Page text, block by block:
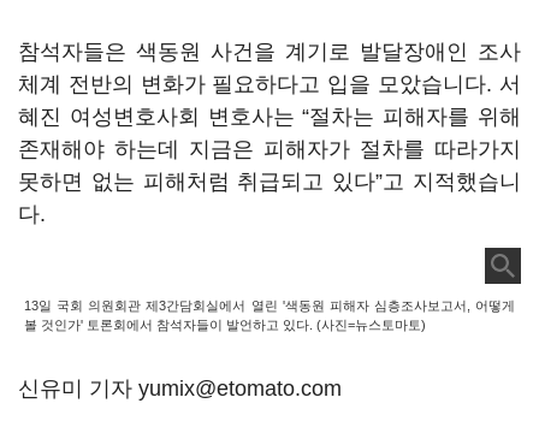
참석자들은 색동원 사건을 계기로 발달장애인 조사
체계 전반의 변화가 필요하다고 입을 모았습니다. 서
혜진 여성변호사회 변호사는 “절차는 피해자를 위해
존재해야 하는데 지금은 피해자가 절차를 따라가지
못하면 없는 피해처럼 취급되고 있다”고 지적했습니
다.
13일 국회 의원회관 제3간담회실에서 열린 '색동원 피해자 심층조사보고서, 어떻게
볼 것인가' 토론회에서 참석자들이 발언하고 있다. (사진=뉴스토마토)
신유미 기자 yumix@etomato.com